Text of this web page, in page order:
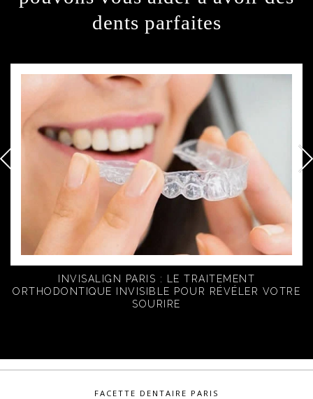
dents parfaites
INVISALIGN PARIS : LE TRAITEMENT
ORTHODONTIQUE INVISIBLE POUR RÉVÉLER VOTRE
SOURIRE
FACETTE DENTAIRE PARIS